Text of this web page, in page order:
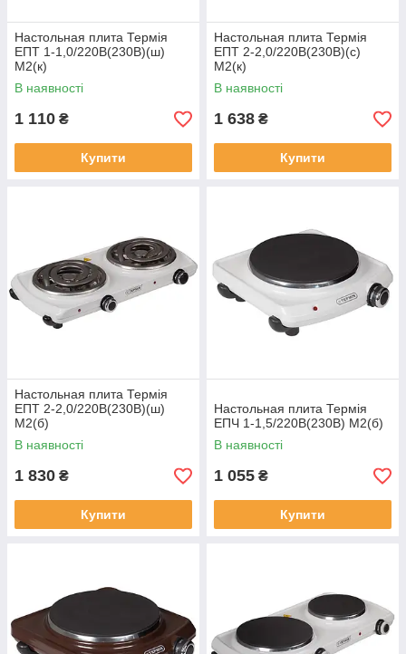
Настольная плита Термія
ЕПТ 1-1,0/220В(230В)(ш)
М2(к)
В наявності
1 110 ₴
Купити
Настольная плита Термія
ЕПТ 2-2,0/220В(230В)(c)
М2(к)
В наявності
1 638 ₴
Купити
Настольная плита Термія
ЕПТ 2-2,0/220В(230В)(ш)
М2(б)
В наявності
1 830 ₴
Купити
Настольная плита Термія
ЕПЧ 1-1,5/220В(230В) М2(б)
В наявності
1 055 ₴
Купити